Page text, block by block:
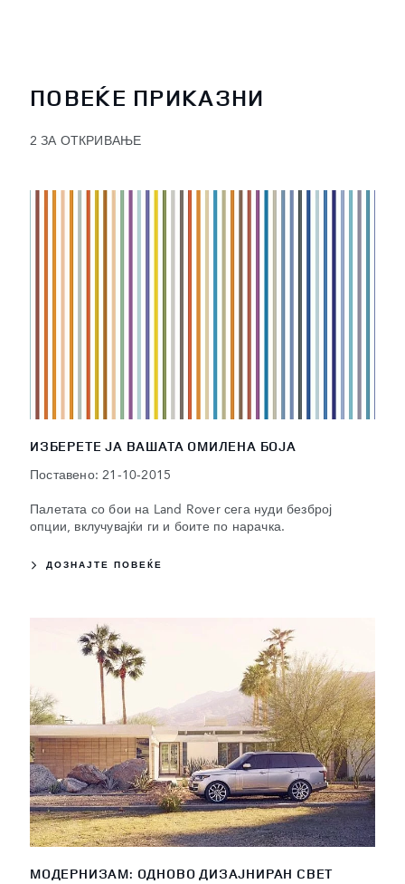
ПОВЕЌЕ ПРИКАЗНИ
2 ЗА ОТКРИВАЊЕ
ИЗБЕРЕТЕ ЈА ВАШАТА ОМИЛЕНА БОЈА
Поставено: 21-10-2015
Палетата со бои на Land Rover сега нуди безброј
опции, вклучувајќи ги и боите по нарачка.
ДОЗНАЈТЕ ПОВЕЌЕ
МОДЕРНИЗАМ: ОДНОВО ДИЗАЈНИРАН СВЕТ